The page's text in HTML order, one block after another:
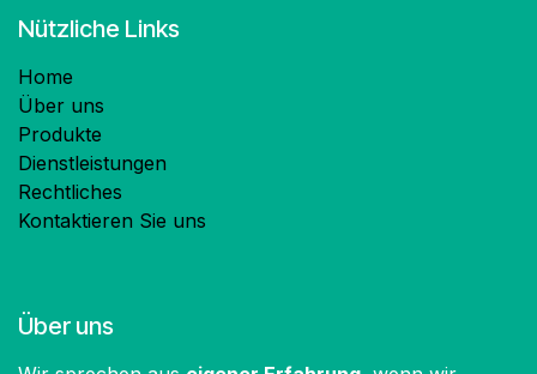
Nützliche Links
Home
Über uns
Produkte
Dienstleistungen
Rechtliches
Kontaktieren Sie uns
Über uns